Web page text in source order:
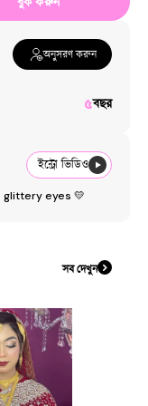
অনুসরণ করুন
৫বছর
ইন্ট্রো ভিডিও
glittery eyes 💛
সব দেখুন